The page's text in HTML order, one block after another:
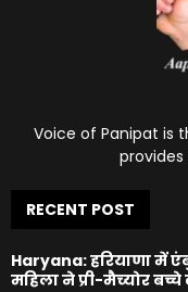
Voice of Panipat is
RECENT POST
Haryana: हरियाणा में
महिला ने प्री-मैच्योर